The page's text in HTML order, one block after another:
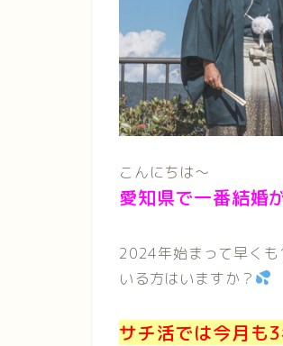
こんにちは〜
愛知県で一番結婚
2024年始まって早くも
いる方はいますか？
サチ活では今月も